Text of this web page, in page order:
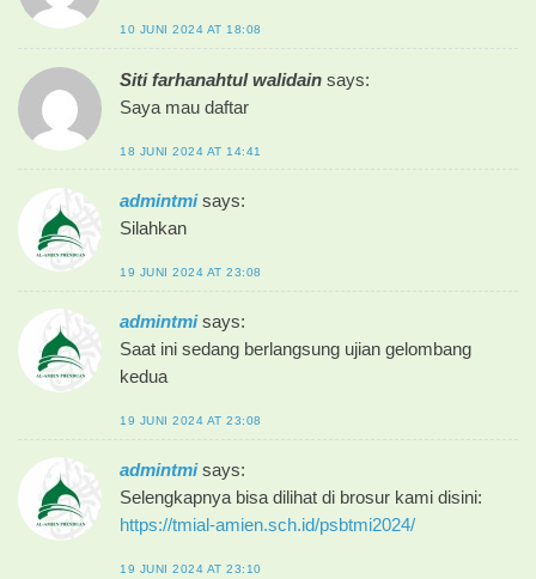
10 JUNI 2024 AT 18:08
Siti farhanahtul walidain says:
Saya mau daftar
18 JUNI 2024 AT 14:41
admintmi says:
Silahkan
19 JUNI 2024 AT 23:08
admintmi says:
Saat ini sedang berlangsung ujian gelombang
kedua
19 JUNI 2024 AT 23:08
admintmi says:
Selengkapnya bisa dilihat di brosur kami disini:
https://tmial-amien.sch.id/psbtmi2024/
19 JUNI 2024 AT 23:10